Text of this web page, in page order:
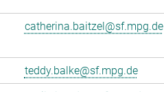
catherina.baitzel@sf.mpg.de
teddy.balke@sf.mpg.de